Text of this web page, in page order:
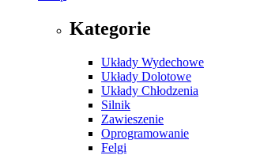
Kategorie
Układy Wydechowe
Układy Dolotowe
Układy Chłodzenia
Silnik
Zawieszenie
Oprogramowanie
Felgi